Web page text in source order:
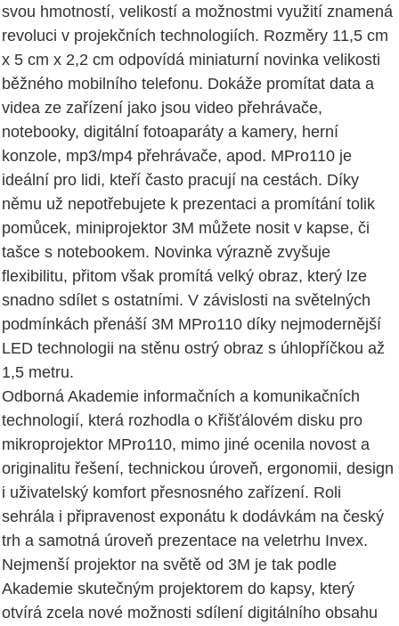
svou hmotností, velikostí a možnostmi využití znamená
revoluci v projekčních technologiích. Rozměry 11,5 cm
x 5 cm x 2,2 cm odpovídá miniaturní novinka velikosti
běžného mobilního telefonu. Dokáže promítat data a
videa ze zařízení jako jsou video přehrávače,
notebooky, digitální fotoaparáty a kamery, herní
konzole, mp3/mp4 přehrávače, apod. MPro110 je
ideální pro lidi, kteří často pracují na cestách. Díky
němu už nepotřebujete k prezentaci a promítání tolik
pomůcek, miniprojektor 3M můžete nosit v kapse, či
tašce s notebookem. Novinka výrazně zvyšuje
flexibilitu, přitom však promítá velký obraz, který lze
snadno sdílet s ostatními. V závislosti na světelných
podmínkách přenáší 3M MPro110 díky nejmodernější
LED technologii na stěnu ostrý obraz s úhlopříčkou až
1,5 metru.
Odborná Akademie informačních a komunikačních
technologií, která rozhodla o Křišťálovém disku pro
mikroprojektor MPro110, mimo jiné ocenila novost a
originalitu řešení, technickou úroveň, ergonomii, design
i uživatelský komfort přesnosného zařízení. Roli
sehrála i připravenost exponátu k dodávkám na český
trh a samotná úroveň prezentace na veletrhu Invex.
Nejmenší projektor na světě od 3M je tak podle
Akademie skutečným projektorem do kapsy, který
otvírá zcela nové možnosti sdílení digitálního obsahu